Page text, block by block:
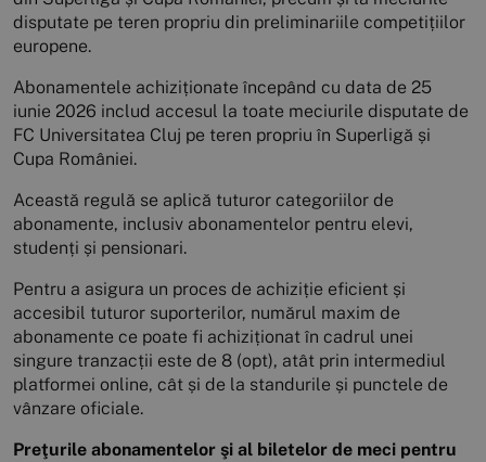
disputate pe teren propriu din preliminariile competițiilor
europene.
Abonamentele achiziționate începând cu data de 25
iunie 2026 includ accesul la toate meciurile disputate de
FC Universitatea Cluj pe teren propriu în Superligă și
Cupa României.
Această regulă se aplică tuturor categoriilor de
abonamente, inclusiv abonamentelor pentru elevi,
studenți și pensionari.
Pentru a asigura un proces de achiziție eficient și
accesibil tuturor suporterilor, numărul maxim de
abonamente ce poate fi achiziționat în cadrul unei
singure tranzacții este de 8 (opt), atât prin intermediul
platformei online, cât și de la standurile și punctele de
vânzare oficiale.
Preţurile abonamentelor şi al biletelor de meci pentru